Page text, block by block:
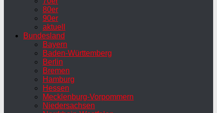
80er
90er
aktuell
Bundesland
Bayern
Baden-Württemberg
Berlin
Bremen
Hamburg
Hessen
Mecklenburg-Vorpommern
Niedersachsen